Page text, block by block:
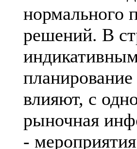
нормального
решений. В
влияют, с
рыночная
-